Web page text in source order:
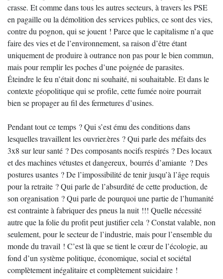
crasse. Et comme dans tous les autres secteurs, à travers les PSE
en pagaille ou la démolition des services publics, ce sont des vies,
contre du pognon, qui se jouent ! Parce que le capitalisme n’a que
faire des vies et de l’environnement, sa raison d’être étant
uniquement de produire à outrance non pas pour le bien commun,
mais pour remplir les poches d’une poignée de parasites.
Éteindre le feu n’était donc ni souhaité, ni souhaitable. Et dans le
contexte géopolitique qui se profile, cette fumée noire pourrait
bien se propager au fil des fermetures d’usines.
Pendant tout ce temps ? Qui s’est ému des conditions dans
lesquelles travaillent les ouvrier.ères ? Qui parle des méfaits des
3x8 sur leur santé ? Des composants nocifs respirés ? Des locaux
et des machines vétustes et dangereux, bourrés d’amiante ? Des
postures usantes ? De l’impossibilité de tenir jusqu’à l’âge requis
pour la retraite ? Qui parle de l’absurdité de cette production, de
son organisation ? Qui parle de pourquoi une partie de l’humanité
est contrainte à fabriquer des pneus la nuit !!! Quelle nécessité
autre que la folie du profit peut justifier cela ? Constat valable, non
seulement, pour le secteur de l’industrie, mais pour l’ensemble du
monde du travail ! C’est là que se tient le cœur de l’écologie, au
fond d’un système politique, économique, social et sociétal
complètement inégalitaire et complètement suicidaire !